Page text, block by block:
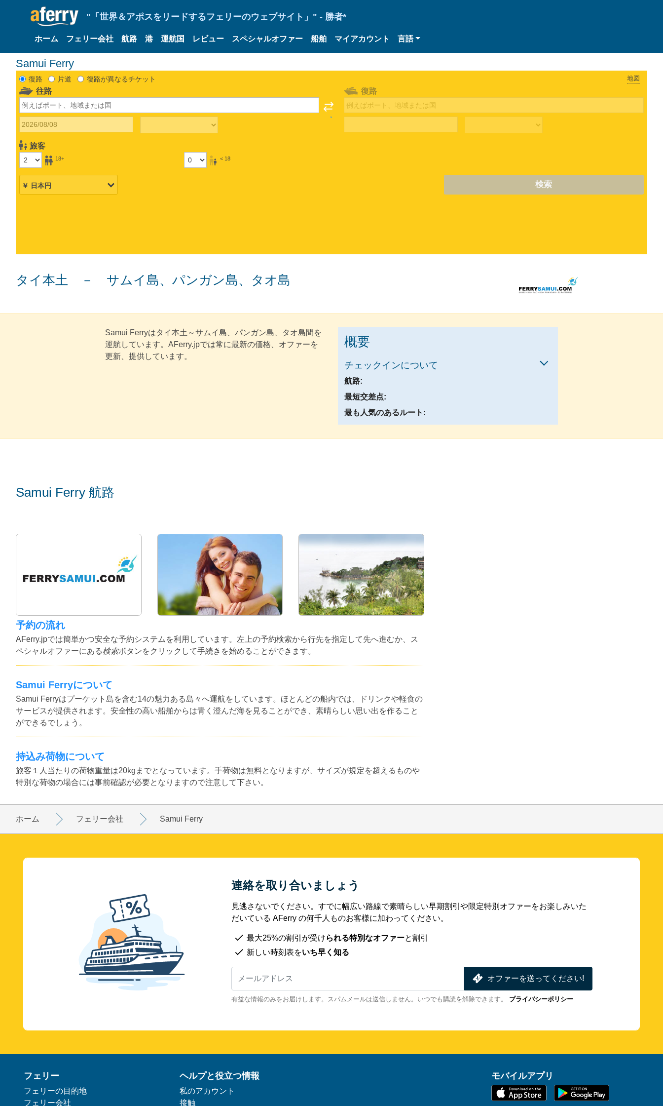
"「世界＆アポスをリードするフェリーのウェブサイト」" - 勝者*
ホーム フェリー会社 航路 港 運航国 レビュー スペシャルオファー 船舶 マイアカウント 言語
Samui Ferry
復路 片道 復路が異なるチケット 地図
往路
旅客
18+ < 18
復路
検索
タイ本土 － サムイ島、パンガン島、タオ島
Samui Ferryはタイ本土～サムイ島、パンガン島、タオ島間を
運航しています。AFerry.jpでは常に最新の価格、オファーを
更新、提供しています。
概要
チェックインについて
航路:
最短交差点:
最も人気のあるルート:
Samui Ferry 航路
予約の流れ
AFerry.jpでは簡単かつ安全な予約システムを利用しています。左上の予約検索から行先を指定して先へ進むか、ス
ペシャルオファーにある検索ボタンをクリックして手続きを始めることができます。
Samui Ferryについて
Samui Ferryはプーケット島を含む14の魅力ある島々へ運航をしています。ほとんどの船内では、ドリンクや軽食の
サービスが提供されます。安全性の高い船舶からは青く澄んだ海を見ることができ、素晴らしい思い出を作ること
ができるでしょう。
持込み荷物について
旅客１人当たりの荷物重量は20kgまでとなっています。手荷物は無料となりますが、サイズが規定を超えるものや
特別な荷物の場合には事前確認が必要となりますので注意して下さい。
ホーム フェリー会社 Samui Ferry
連絡を取り合いましょう
見逃さないでください。すでに幅広い路線で素晴らしい早期割引や限定特別オファーをお楽しみいた
だいている AFerry の何千人ものお客様に加わってください。
最大25%の割引が受けられる特別なオファーと割引
新しい時刻表をいち早く知る
オファーを送ってください!
有益な情報のみをお届けします。スパムメールは送信しません。いつでも購読を解除できます。 プライバシーポリシー
フェリー
フェリーの目的地
フェリー会社
ヘルプと役立つ情報
私のアカウント
接触
モバイルアプリ